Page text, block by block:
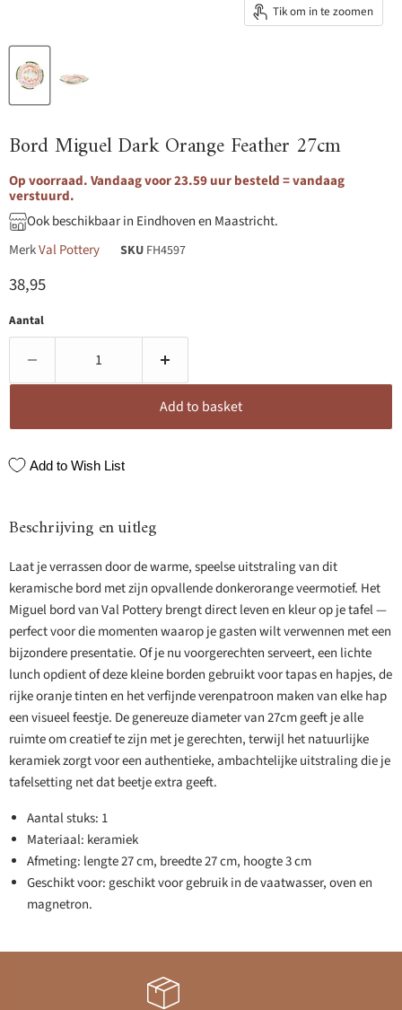
Tik om in te zoomen
Bord Miguel Dark Orange Feather 27cm
Op voorraad. Vandaag voor 23.59 uur besteld = vandaag
verstuurd.
Ook beschikbaar in Eindhoven en Maastricht.
MerkVal Pottery SKU FH4597
Huidige prijs
38,95
Aantal
Add to basket
Add to Wish List
Beschrijving en uitleg
Laat je verrassen door de warme, speelse uitstraling van dit
keramische bord met zijn opvallende donkerorange veermotief. Het
Miguel bord van Val Pottery brengt direct leven en kleur op je tafel —
perfect voor die momenten waarop je gasten wilt verwennen met een
bijzondere presentatie. Of je nu voorgerechten serveert, een lichte
lunch opdient of deze kleine borden gebruikt voor tapas en hapjes, de
rijke oranje tinten en het verfijnde verenpatroon maken van elke hap
een visueel feestje. De genereuze diameter van 27cm geeft je alle
ruimte om creatief te zijn met je gerechten, terwijl het natuurlijke
keramiek zorgt voor een authentieke, ambachtelijke uitstraling die je
tafelsetting net dat beetje extra geeft.
Aantal stuks: 1
Materiaal: keramiek
Afmeting: lengte 27 cm, breedte 27 cm, hoogte 3 cm
Geschikt voor: geschikt voor gebruik in de vaatwasser, oven en
magnetron.